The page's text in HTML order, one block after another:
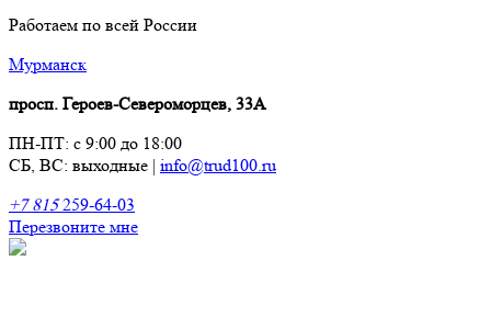
Работаем по всей России
Мурманск
просп. Героев-Североморцев, 33А
ПН-ПТ: с 9:00 до 18:00
СБ, ВС: выходные | info@trud100.ru
+7 815259-64-03
Перезвоните мне